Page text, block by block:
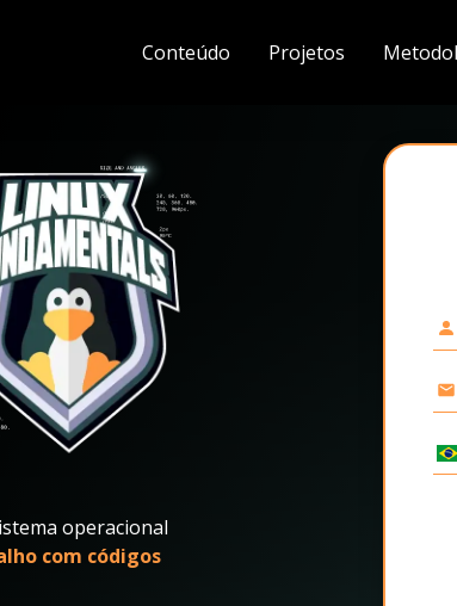
Conteúdo Projetos
operacional
com códigos